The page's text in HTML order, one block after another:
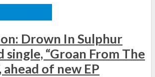
Drown In Sulphur
single, “Groan From The
ahead of new EP